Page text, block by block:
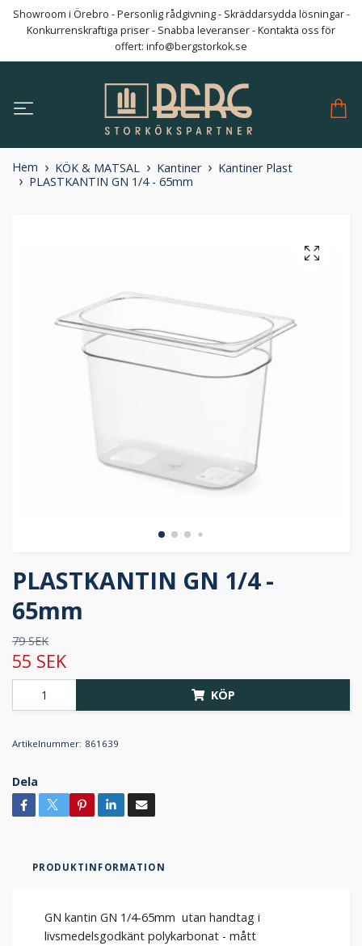
Showroom i Örebro - Personlig rådgivning - Skräddarsydda lösningar -
Konkurrenskraftiga priser - Snabba leveranser - Kontakta oss för
offert: info@bergstorkok.se
Hem KÖK & MATSAL Kantiner
Kantiner Plast
PLASTKANTIN GN 1/4 - 65mm
PLASTKANTIN GN 1/4 -
65mm
79 SEK
55 SEK
KÖP
Artikelnummer: 861639
Dela
PRODUKTINFORMATION
GN kantin GN 1/4-65mm utan handtag i
livsmedelsgodkänt polykarbonat - mått